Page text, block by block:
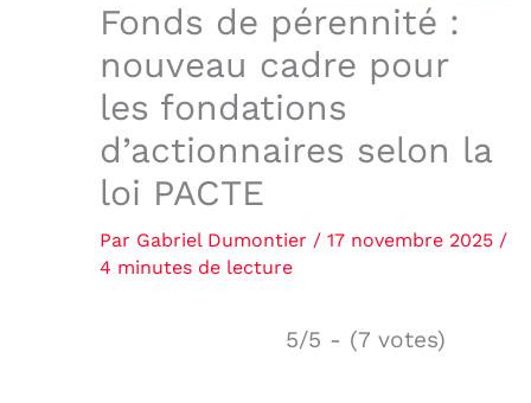
Fonds de pérennité :
nouveau cadre pour
les fondations
d’actionnaires selon la
loi PACTE
Par Gabriel Dumontier / 17 novembre 2025 /
4 minutes de lecture
5/5 - (7 votes)